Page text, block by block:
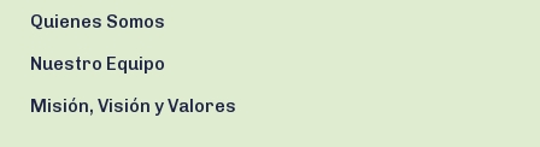
Quienes Somos
Nuestro Equipo
Misión, Visión y Valores